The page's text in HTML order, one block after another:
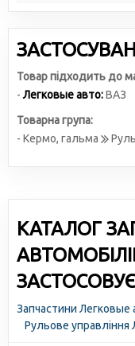
Товар підходить до
-Легковые авто:ВАЗ
Товарна група:
- Кермо, гальма
КАТАЛОГ
Запчастини Легковые
Рульове